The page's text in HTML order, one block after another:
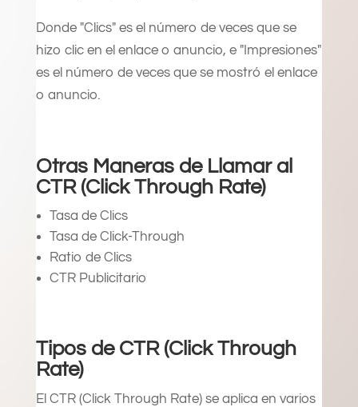
Donde "Clics" es el número de veces que se
hizo clic en el enlace o anuncio, e "Impresiones"
es el número de veces que se mostró el enlace
o anuncio.
Otras Maneras de Llamar al
CTR (Click Through Rate)
Tasa de Clics
Tasa de Click-Through
Ratio de Clics
CTR Publicitario
Tipos de CTR (Click Through
Rate)
El CTR (Click Through Rate) se aplica en varios